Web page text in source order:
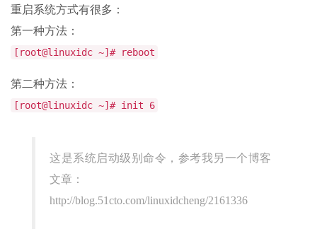
重启系统方式有很多：
第一种方法：
[root@linuxidc ~]# reboot
第二种方法：
[root@linuxidc ~]# init 6
这是系统启动级别命令，参考我另一个博客
文章：
http://blog.51cto.com/linuxidcheng/2161336